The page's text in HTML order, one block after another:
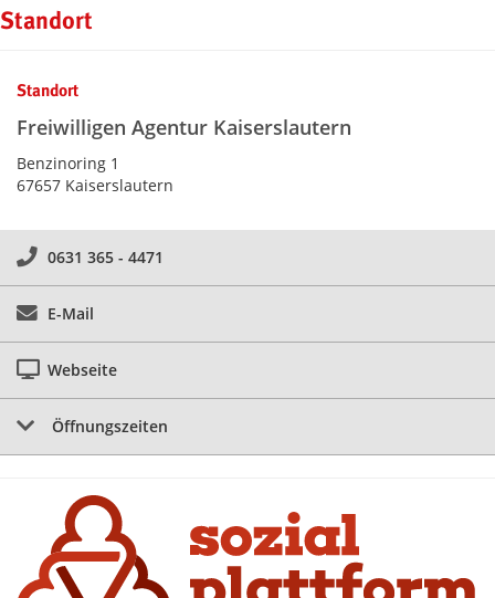
Standort
Standort
Freiwilligen Agentur Kaiserslautern
Benzinoring 1
67657 Kaiserslautern
0631 365 - 4471
E-Mail
Webseite
Öffnungszeiten